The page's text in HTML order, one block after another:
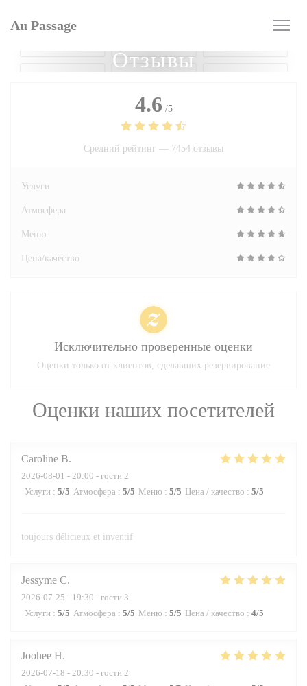
Au Passage
Отзывы
Оценки наших посетителей
Caroline B
2026-08-01 - 20:00 - гости 2
Услуги : 5/5 Атмосфера : 5/5 Меню : 5/5 Цена / качество : 5/5
toujours délicieux et inventif
Jessyme C
2026-07-25 - 19:30 - гости 3
Услуги : 5/5 Атмосфера : 5/5 Меню : 5/5 Цена / качество : 4/5
Joohee H
2026-07-18 - 20:30 - гости 2
4.6 /5
Средний рейтинг — 7454 отзывы
Услуги
Атмосфера
Меню
Цена/качество
Исключительно проверенные оценки
Оценки только от клиентов, сделавших резервирование